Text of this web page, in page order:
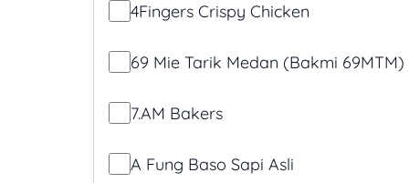
Promotions
Product-specific Promotions
Social Media and Engagement
4Fingers Crispy Chicken
69 Mie Tarik Medan (Bakmi 69MTM)
7.AM Bakers
A Fung Baso Sapi Asli